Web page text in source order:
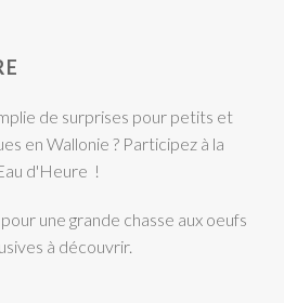
de surprises pour petits et
en Wallonie ? Participez à la
d'Heure !
une grande chasse aux oeufs
à découvrir.